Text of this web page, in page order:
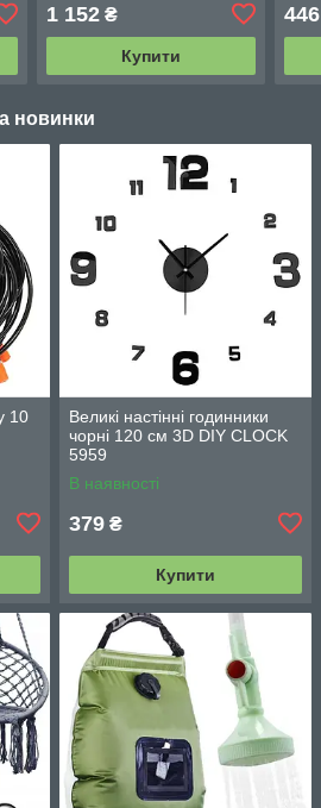
1 152₴
Купити
446
новинки
10
Великі настінні годинники
чорні 120 см 3D DIY CLOCK
5959
В наявності
379 ₴
Купити